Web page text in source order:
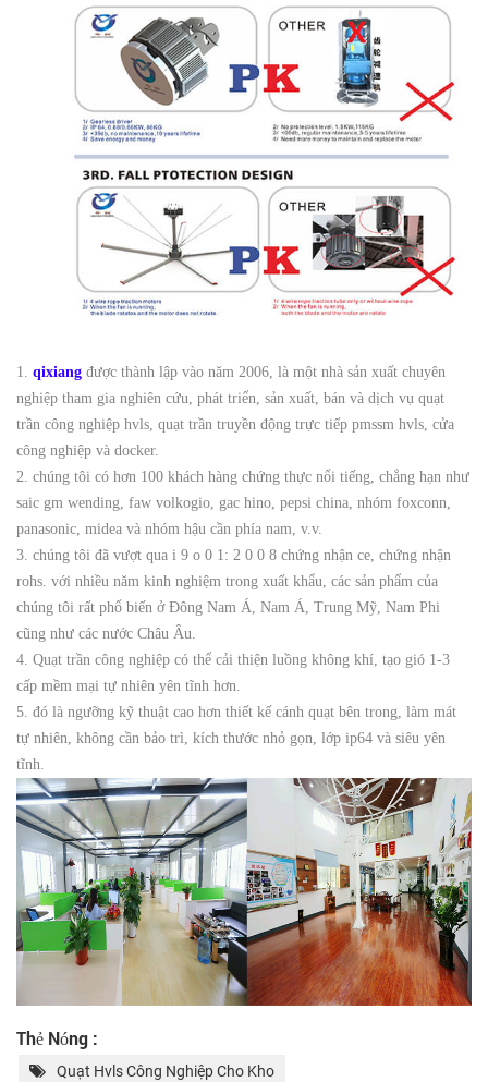
1. qixiang được thành lập vào năm 2006, là một nhà sản xuất chuyên
nghiệp tham gia nghiên cứu, phát triển, sản xuất, bán và dịch vụ quạt
trần công nghiệp hvls, quạt trần truyền động trực tiếp pmssm hvls, cửa
công nghiệp và docker.
2. chúng tôi có hơn 100 khách hàng chứng thực nổi tiếng, chẳng hạn như
saic gm wending, faw volkogio, gac hino, pepsi china, nhóm foxconn,
panasonic, midea và nhóm hậu cần phía nam, v.v.
3. chúng tôi đã vượt qua i 9 o 0 1: 2 0 0 8 chứng nhận ce, chứng nhận
rohs. với nhiều năm kinh nghiệm trong xuất khẩu, các sản phẩm của
chúng tôi rất phổ biến ở Đông Nam Á, Nam Á, Trung Mỹ, Nam Phi
cũng như các nước Châu Âu.
4. Quạt trần công nghiệp có thể cải thiện luồng không khí, tạo gió 1-3
cấp mềm mại tự nhiên yên tĩnh hơn.
5. đó là ngưỡng kỹ thuật cao hơn thiết kế cánh quạt bên trong, làm mát
tự nhiên, không cần bảo trì, kích thước nhỏ gọn, lớp ip64 và siêu yên
tĩnh.
Thẻ Nóng :
Quạt Hvls Công Nghiệp Cho Kho